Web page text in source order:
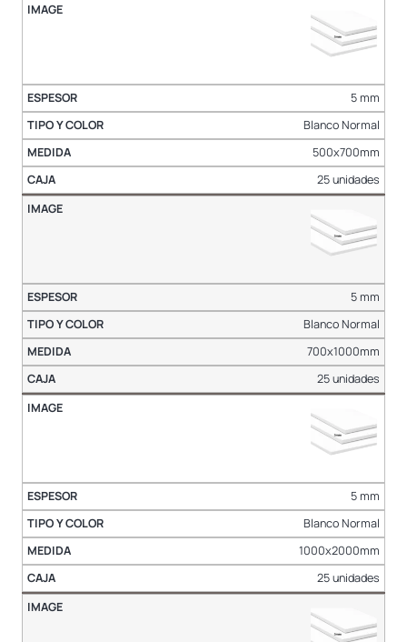
5 mm
Blanco Normal
500x700mm
25 unidades
5 mm
Blanco Normal
700x1000mm
25 unidades
5 mm
Blanco Normal
1000x2000mm
25 unidades